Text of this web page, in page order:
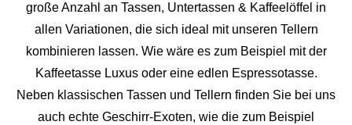
große Anzahl an Tassen, Untertassen & Kaffeelöffel in
allen Variationen, die sich ideal mit unseren Tellern
kombinieren lassen. Wie wäre es zum Beispiel mit der
Kaffeetasse Luxus oder eine edlen Espressotasse.
Neben klassischen Tassen und Tellern finden Sie bei uns
auch echte Geschirr-Exoten, wie die zum Beispiel